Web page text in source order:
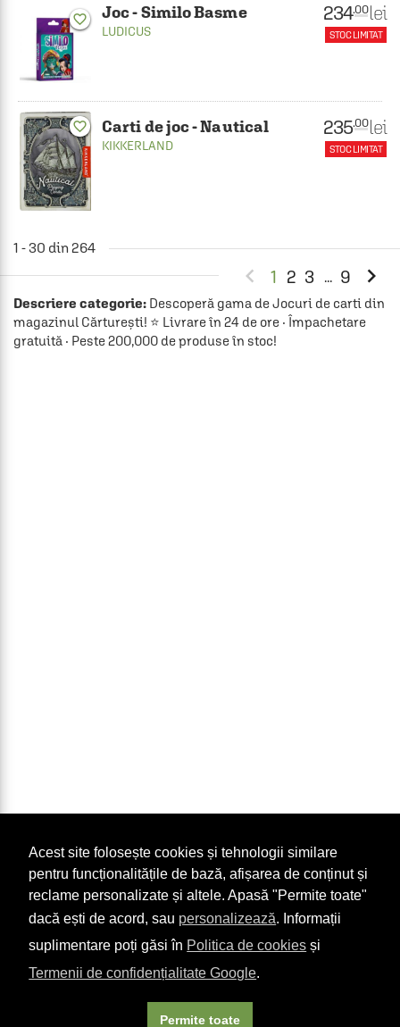
Acest site folosește cookies și tehnologii similare
pentru funcționalitățile de bază, afișarea de conținut și
reclame personalizate și altele. Apasă "Permite toate"
dacă ești de acord, sau personalizează. Informații
suplimentare poți găsi în Politica de cookies și
Termenii de confidențialitate Google.
Permite toate
favorite_border Joc - Similo Basme
LUDICUS
234.00 lei
STOC LIMITAT
favorite_border Carti de joc - Nautical
KIKKERLAND
235.00 lei
STOC LIMITAT
1 - 30 din 264
 1 2 3 ... 9 
Descriere categorie: Descoperă gama de Jocuri de carti din
magazinul Cărturești! ⭐ Livrare în 24 de ore · Împachetare
gratuită · Peste 200,000 de produse în stoc!